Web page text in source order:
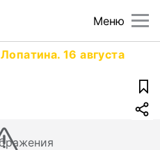
Меню
16 августа